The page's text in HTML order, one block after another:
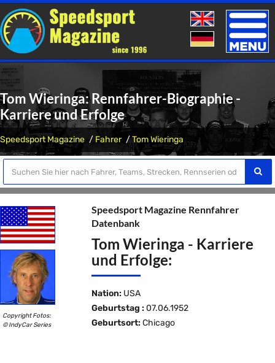
Toggle
Tom Wieringa: Rennfahrer-Biographie -
Karriere und Erfolge
Speedsport Magazine Fahrer Tom Wieringa
Copyright Fotos:
© IndyCar Series
Speedsport Magazine Rennfahrer
Datenbank
Tom Wieringa - Karriere
und Erfolge:
Nation: USA
Geburtstag : 07.06.1952
Geburtsort: Chicago